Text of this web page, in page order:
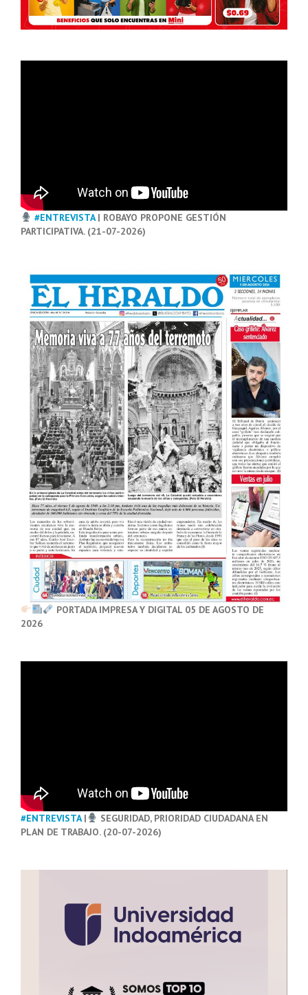
#ENTREVISTA| ROBAYO PROPONE GESTIÓN
PARTICIPATIVA. (21-07-2026)
PORTADA IMPRESA Y DIGITAL 05 DE AGOSTO DE
2026
#ENTREVISTA|
SEGURIDAD, PRIORIDAD CIUDADANA EN
PLAN DE TRABAJO. (20-07-2026)